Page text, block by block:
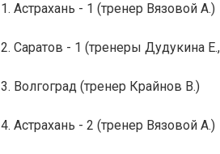
1. Астрахань - 1 (тренер Вязовой А.)
2. Саратов - 1 (тренеры Дудукина
3. Волгоград (тренер Крайнов В.)
4. Астрахань - 2 (тренер Вязовой А.)